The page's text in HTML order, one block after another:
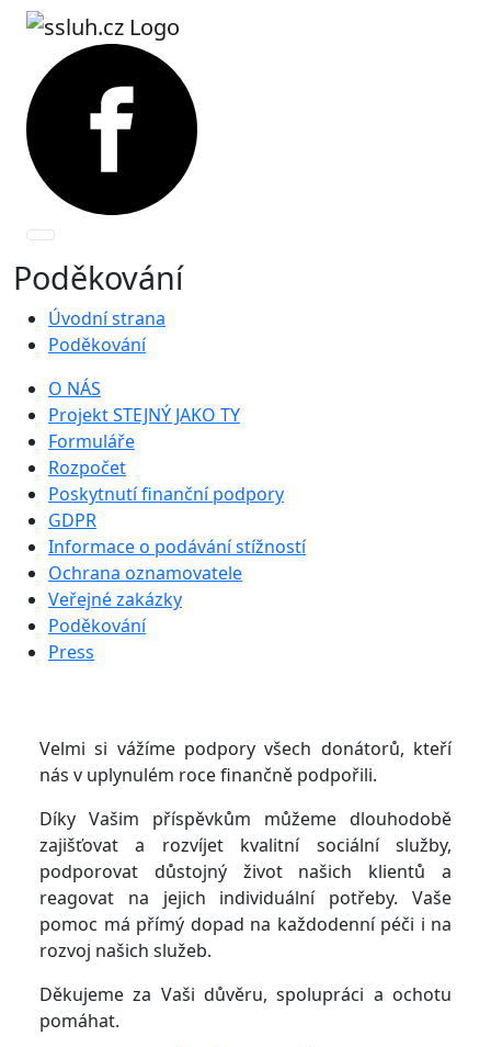
Poděkování
Úvodní strana
Poděkování
O NÁS
Projekt STEJNÝ JAKO TY
Formuláře
Rozpočet
Poskytnutí finanční podpory
GDPR
Informace o podávání stížností
Ochrana oznamovatele
Veřejné zakázky
Poděkování
Press
Velmi si vážíme podpory všech donátorů, kteří
nás v uplynulém roce finančně podpořili.
Díky Vašim příspěvkům můžeme dlouhodobě
zajišťovat a rozvíjet kvalitní sociální služby,
podporovat důstojný život našich klientů a
reagovat na jejich individuální potřeby. Vaše
pomoc má přímý dopad na každodenní péči i na
rozvoj našich služeb.
Děkujeme za Vaši důvěru, spolupráci a ochotu
pomáhat.